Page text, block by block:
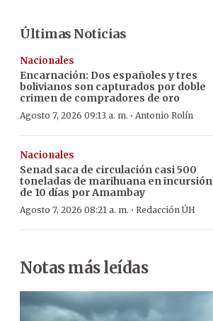
Últimas Noticias
Nacionales
Encarnación: Dos españoles y tres
bolivianos son capturados por doble
crimen de compradores de oro
Agosto 7, 2026 09:13 a. m. · Antonio Rolín
Nacionales
Senad saca de circulación casi 500
toneladas de marihuana en incursión
de 10 días por Amambay
Agosto 7, 2026 08:21 a. m. · Redacción ÚH
Notas más leídas